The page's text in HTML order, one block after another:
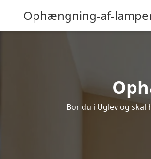
Ophængning-af-
Bor du i Uglev og